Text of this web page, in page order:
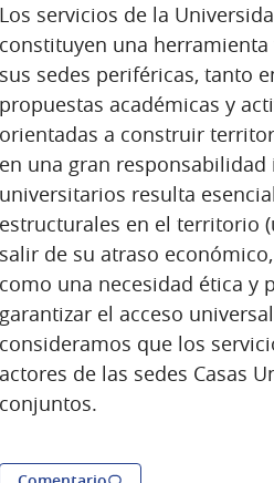
Los servicios de la
constituyen una
sus sedes periféricas, tanto
propuestas académicas y
orientadas a construir
en una gran
universitarios resulta
estructurales en el territorio
salir de su atraso
como una necesidad ética y
garantizar el acceso
consideramos que los
actores de las sedes Casas
conjuntos.